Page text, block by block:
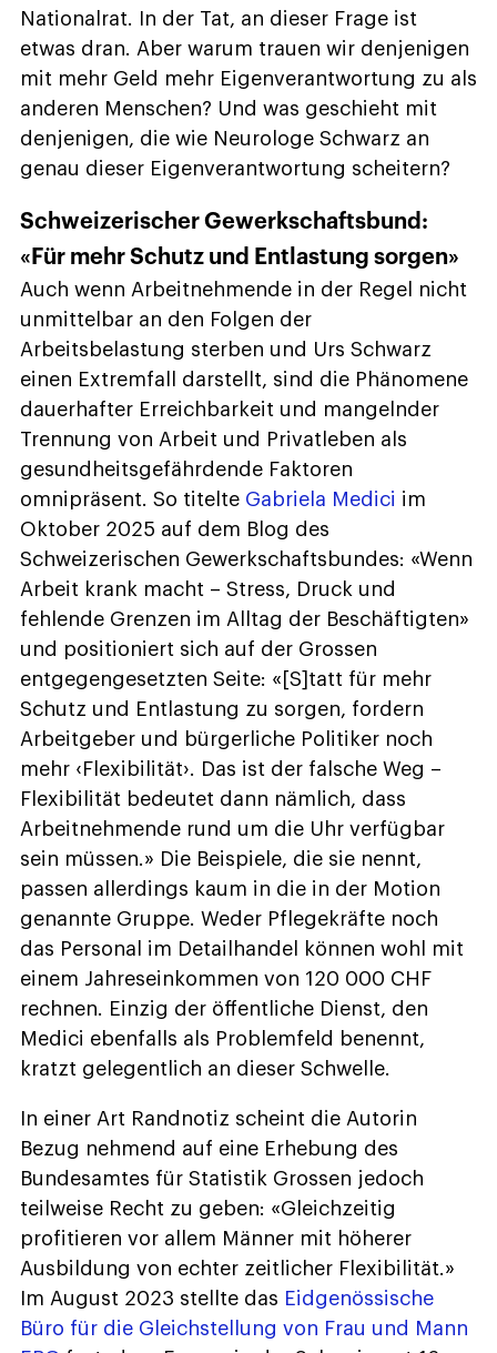
Nationalrat. In der Tat, an dieser Frage ist
etwas dran. Aber warum trauen wir denjenigen
mit mehr Geld mehr Eigenverantwortung zu als
anderen Menschen? Und was geschieht mit
denjenigen, die wie Neurologe Schwarz an
genau dieser Eigenverantwortung scheitern?
Schweizerischer Gewerkschaftsbund:
«Für mehr Schutz und Entlastung sorgen»
Auch wenn Arbeitnehmende in der Regel nicht
unmittelbar an den Folgen der
Arbeitsbelastung sterben und Urs Schwarz
einen Extremfall darstellt, sind die Phänomene
dauerhafter Erreichbarkeit und mangelnder
Trennung von Arbeit und Privatleben als
gesundheitsgefährdende Faktoren
omnipräsent. So titelte Gabriela Medici im
Oktober 2025 auf dem Blog des
Schweizerischen Gewerkschaftsbundes: «Wenn
Arbeit krank macht – Stress, Druck und
fehlende Grenzen im Alltag der Beschäftigten»
und positioniert sich auf der Grossen
entgegengesetzten Seite: «[S]tatt für mehr
Schutz und Entlastung zu sorgen, fordern
Arbeitgeber und bürgerliche Politiker noch
mehr ‹Flexibilität›. Das ist der falsche Weg –
Flexibilität bedeutet dann nämlich, dass
Arbeitnehmende rund um die Uhr verfügbar
sein müssen.» Die Beispiele, die sie nennt,
passen allerdings kaum in die in der Motion
genannte Gruppe. Weder Pflegekräfte noch
das Personal im Detailhandel können wohl mit
einem Jahreseinkommen von 120 000 CHF
rechnen. Einzig der öffentliche Dienst, den
Medici ebenfalls als Problemfeld benennt,
kratzt gelegentlich an dieser Schwelle.
In einer Art Randnotiz scheint die Autorin
Bezug nehmend auf eine Erhebung des
Bundesamtes für Statistik Grossen jedoch
teilweise Recht zu geben: «Gleichzeitig
profitieren vor allem Männer mit höherer
Ausbildung von echter zeitlicher Flexibilität.»
Im August 2023 stellte das Eidgenössische
Büro für die Gleichstellung von Frau und Mann